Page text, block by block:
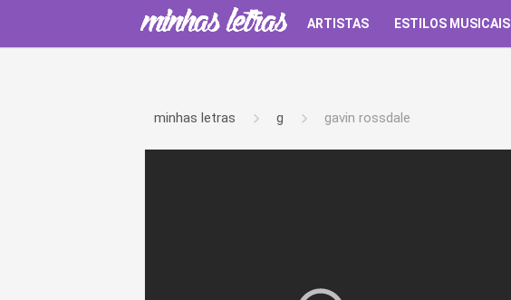
ARTISTAS ESTILOS MUSICAIS
minhas letras g gavin rossdale